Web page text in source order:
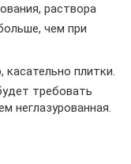
раствора
чем при
плитки.
требовать
неглазурованная.